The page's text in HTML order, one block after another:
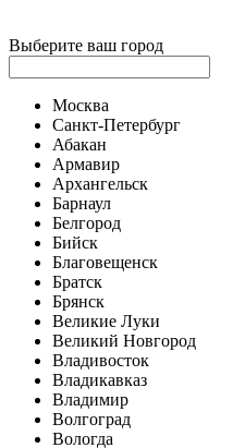
Выберите ваш город
Москва
Санкт-Петербург
Абакан
Армавир
Архангельск
Барнаул
Белгород
Бийск
Благовещенск
Братск
Брянск
Великие Луки
Великий Новгород
Владивосток
Владикавказ
Владимир
Волгоград
Вологда